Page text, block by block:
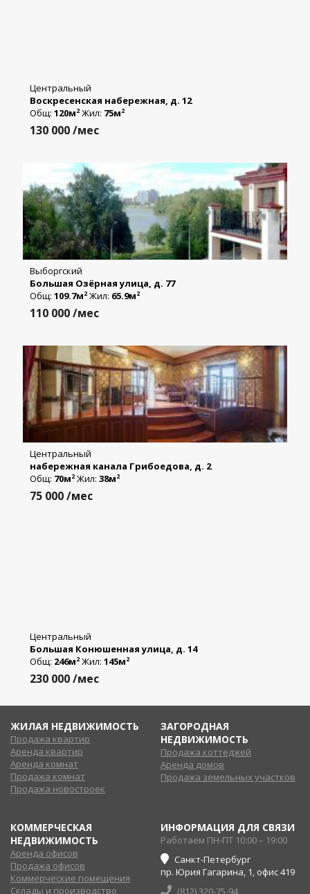
Центральный
Воскресенская набережная, д. 12
Общ: 120м2 Жил: 75м2
130 000/мес
Выборгский
Большая Озёрная улица, д. 77
Общ: 109.7м2 Жил: 65.9м2
110 000/мес
Центральный
набережная канала Грибоедова, д. 2
Общ: 70м2 Жил: 38м2
75 000/мес
Центральный
Большая Конюшенная улица, д. 14
Общ: 246м2 Жил: 145м2
230 000/мес
ЖИЛАЯ НЕДВИЖИМОСТЬ
Продажа квартир
Аренда квартир
Аренда комнат
Продажа комнат
Продажа новостроек
ЗАГОРОДНАЯ
НЕДВИЖИМОСТЬ
Продажа коттеджей
Аренда домов
Продажа земельных участков
КОММЕРЧЕСКАЯ
НЕДВИЖИМОСТЬ
Аренда офисов
Продажа офисов
Коммерческие помещения
Склады и производство
ИНФОРМАЦИЯ ДЛЯ СВЯЗИ
Работаем ПН-ПТ 10:00 – 19:00
Санкт-Петербург
пр. Юрия Гагарина, 1, офис 419
(812) 320-75-94